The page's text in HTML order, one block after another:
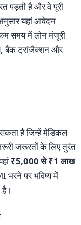
पड़ती है और वे पूरी
यहां आवेदन
समय में लोन मंजूरी
बैंक ट्रांजैक्शन और
है जिन्हें मेडिकल
जरूरतों के लिए तुरंत
₹5,000 से ₹1 लाख
भरने पर भविष्य में
है।